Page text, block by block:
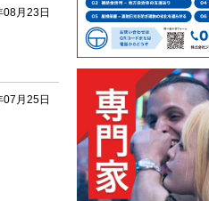
08月23日
07月25日